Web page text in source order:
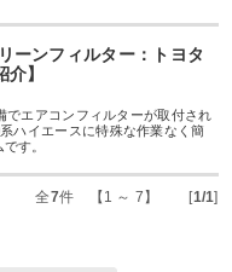
ーンフィルター：トヨタ
】
でエアコンフィルターが取付され
ハイエースに特殊な作業なく簡
す。
全7件 【1 ～ 7】 [1/1]